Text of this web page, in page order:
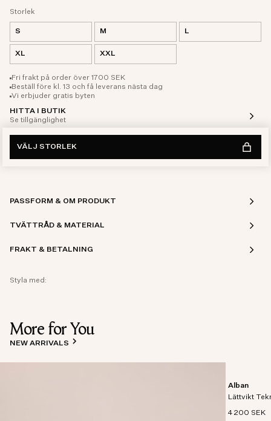
Storlek
S M L
XL XXL
Fri frakt på order över 1700 SEK
Beställ före kl. 13 och få leverans nästa dag
Vi erbjuder gratis byten
HITTA I BUTIK
Se tillgänglighet
VÄLJ STORLEK
PASSFORM & OM PRODUKT
TVÄTTRÅD & MATERIAL
FRAKT & BETALNING
Styla med:
More for You
NEW ARRIVALS
Alban
Lättvikt
4 200 SEK